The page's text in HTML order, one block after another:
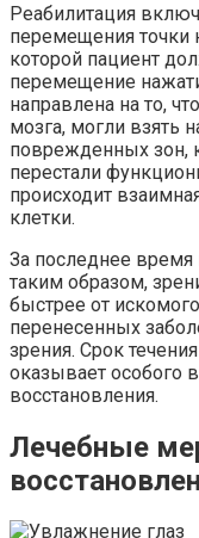
Реабилитация
перемещения точки
которой пациент
перемещение
направлена на то,
мозга, могли взять
поврежденных зон,
перестали
происходит
клетки.
За последнее
таким образом,
быстрее от
перенесенных
зрения. Срок
оказывает особого
восстановления.
Лечебные